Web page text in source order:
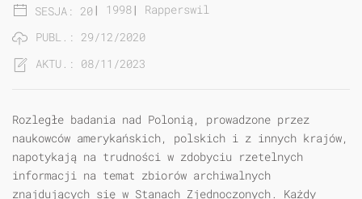
Rozległe badania nad Polonią, prowadzone przez
naukowców amerykańskich, polskich i z innych krajów,
napotykają na trudności w zdobyciu rzetelnych
informacji na temat zbiorów archiwalnych
znajdujących się w Stanach Zjednoczonych. Każdy
SESJA: 20| 1998| Rapperswil
PUBL.: 29/12/2020
AKTU.: 08/11/2023